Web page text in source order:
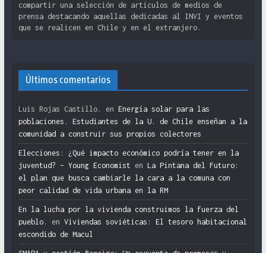
compartir una selección de artículos de medios de
prensa destacando aquellas dedicadas al INVI y eventos
que se realicen en Chile y en el extranjero.
Últimos comentarios
Luis Rojas Castillo. en Energía solar para las
poblaciones. Estudiantes de la U. de Chile enseñan a la
comunidad a construir sus propios colectores
Elecciones: ¿Qué impacto económico podría tener en la
juventud? – Young Economist en La Pintana del Futuro:
el plan que busca cambiarle la cara a la comuna con
peor calidad de vida urbana en la RM
En la lucha por la vivienda construimos la fuerza del
pueblo.
en Viviendas soviéticas: El tesoro habitacional
escondido de Macul